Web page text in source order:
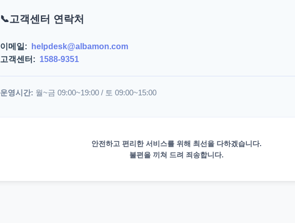
고객센터 연락처
이메일:
helpdesk@albamon.com
고객센터: 1588-9351
운영시간: 월~금 09:00~19:00 / 토 09:00~15:00
안전하고 편리한 서비스를 위해 최선을 다하겠습니다.
불편을 끼쳐 드려 죄송합니다.